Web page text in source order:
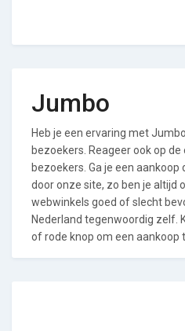
Jumbo
Heb je een ervaring met
bezoekers. Reageer ook op
bezoekers. Ga je een
door onze site, zo ben je altijd
webwinkels goed of slecht
Nederland tegenwoordig zelf.
of rode knop om een aankoop